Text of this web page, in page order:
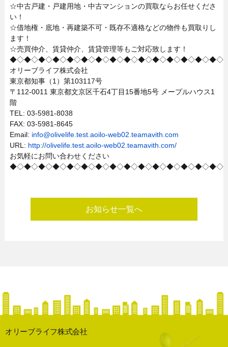
☆中古戸建・戸建用地・中古マンションの買取ならお任せくださ
い！
☆借地権・底地・再建築不可・既存不適格などの物件も買取りし
ます！
☆売買仲介、賃貸仲介、賃貸管理等もご対応致します！
◆◇◆◇◆◇◆◇◆◇◆◇◆◇◆◇◆◇◆◇◆◇◆◇◆◇◆◇◆◇
オリーブライフ株式会社
東京都知事（1）第103117号
〒112-0011 東京都文京区千石4丁目15番地5号 メープルハウス1
階
TEL: 03-5981-8038
FAX: 03-5981-8645
Email: info@olivelife.test.aoilo-web02.teamavith.com
URL: http://olivelife.test.aoilo-web02.teamavith.com/
お気軽にお問い合わせください
◆◇◆◇◆◇◆◇◆◇◆◇◆◇◆◇◆◇◆◇◆◇◆◇◆◇◆◇◆◇
お知らせ一覧へ
オリーブライフ株式会社